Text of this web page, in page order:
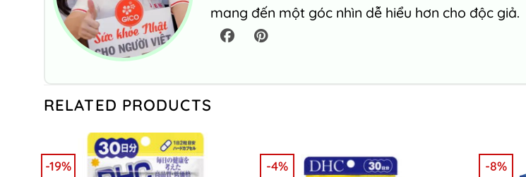
mang đến một góc nhìn dễ hiểu hơn cho độc giả.
RELATED PRODUCTS
-19% -4% -8%